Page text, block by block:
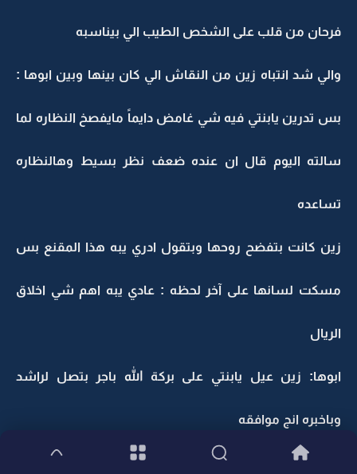
فرحان من قلب على الشخص الطيب الي بيناسبه
والي شد انتباه زين من النقاش الي كان بينها وبين ابوها :
بس تدرين يابنتي فيه شي غامض دايماً مايفصخ النظاره لما
سالته اليوم قال ان عنده ضعف نظر بسيط وهالنظاره
تساعده
زين كانت بتفضح روحها وبتقول ادري يبه هذا المقنع بس
مسكت لسانها على آخر لحظه : عادي يبه اهم شي اخلاق
الريال
ابوها: زين عيل يابنتي على بركة الله باجر بتصل لراشد
وباخبره انج موافقه